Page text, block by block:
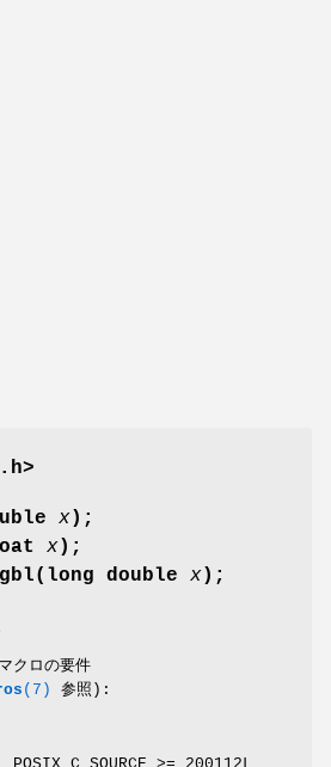
x);
x);
double x);
クロの要件
(7) 参照):